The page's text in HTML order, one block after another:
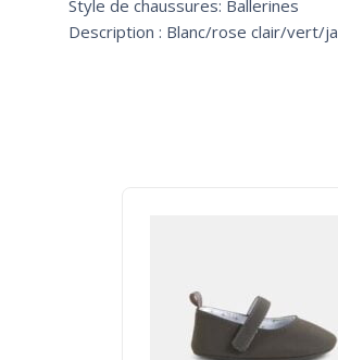
Style de chaussures: Ballerines
Description : Blanc/rose clair/vert/